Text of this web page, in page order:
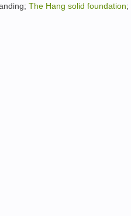
; The Hang solid foundation;